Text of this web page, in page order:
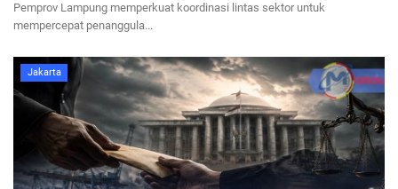
Pemprov Lampung memperkuat koordinasi lintas sektor untuk
mempercepat penanggula...
Jakarta